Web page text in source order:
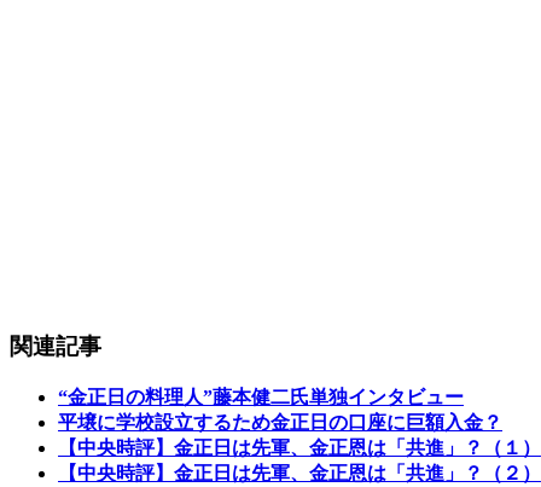
関連記事
“金正日の料理人”藤本健二氏単独インタビュー
平壌に学校設立するため金正日の口座に巨額入金？
【中央時評】金正日は先軍、金正恩は「共進」？（１）
【中央時評】金正日は先軍、金正恩は「共進」？（２）